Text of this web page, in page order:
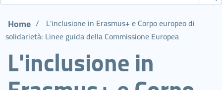
Home / L'inclusione in Erasmus+ e Corpo europeo di
solidarietà: Linee guida della Commissione Europea
L'inclusione in